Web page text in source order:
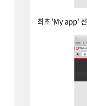
최초 'My app'